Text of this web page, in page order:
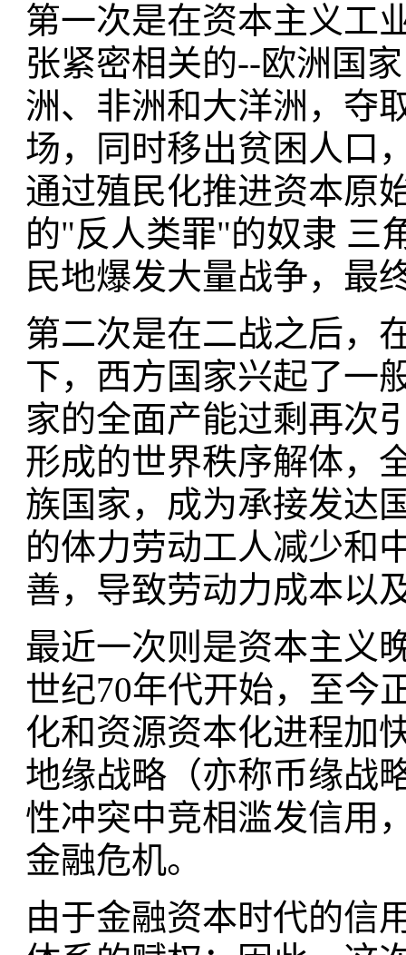
第一次是在资本主义工
张紧密相关的--欧洲国
洲、非洲和大洋洲，夺
场，同时移出贫困人口
通过殖民化推进资本原
的"反人类罪"的奴隶 三
民地爆发大量战争，最
第二次是在二战之后，
下，西方国家兴起了一
家的全面产能过剩再次
形成的世界秩序解体，
族国家，成为承接发达
的体力劳动工人减少和
善，导致劳动力成本以
最近一次则是资本主义
世纪70年代开始，至今
化和资源资本化进程加
地缘战略（亦称币缘战
性冲突中竞相滥发信用
金融危机。
由于金融资本时代的信